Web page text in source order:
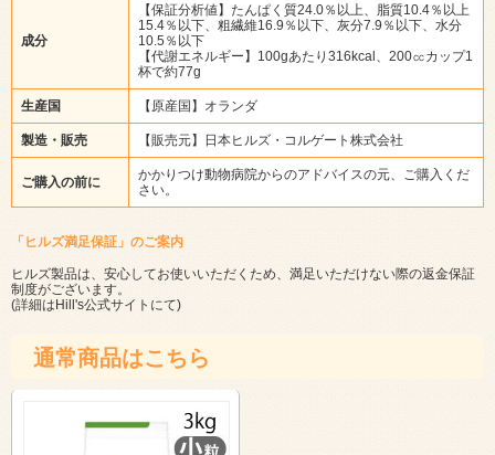
成分
【保証分析値】たんぱく質24.0％以上、脂質10.4％以上
15.4％以下、粗繊維16.9％以下、灰分7.9％以下、水分
10.5％以下
【代謝エネルギー】100gあたり316kcal、200㏄カップ1
杯で約77g
生産国 【原産国】オランダ
製造・販売 【販売元】日本ヒルズ・コルゲート株式会社
ご購入の前に
かかりつけ動物病院からのアドバイスの元、ご購入くだ
さい。
「ヒルズ満足保証」のご案内
ヒルズ製品は、安心してお使いいただくため、満足いただけない際の返金保証
制度がございます。
(詳細はHill's公式サイト にて)
通常商品はこちら